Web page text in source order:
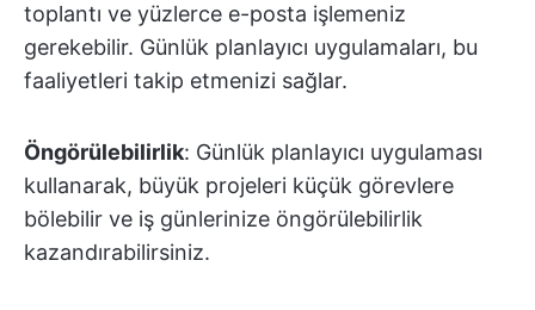
toplantı ve yüzlerce e-posta işlemeniz
gerekebilir. Günlük planlayıcı uygulamaları, bu
faaliyetleri takip etmenizi sağlar.
Öngörülebilirlik: Günlük planlayıcı uygulaması
kullanarak, büyük projeleri küçük görevlere
bölebilir ve iş günlerinize öngörülebilirlik
kazandırabilirsiniz.